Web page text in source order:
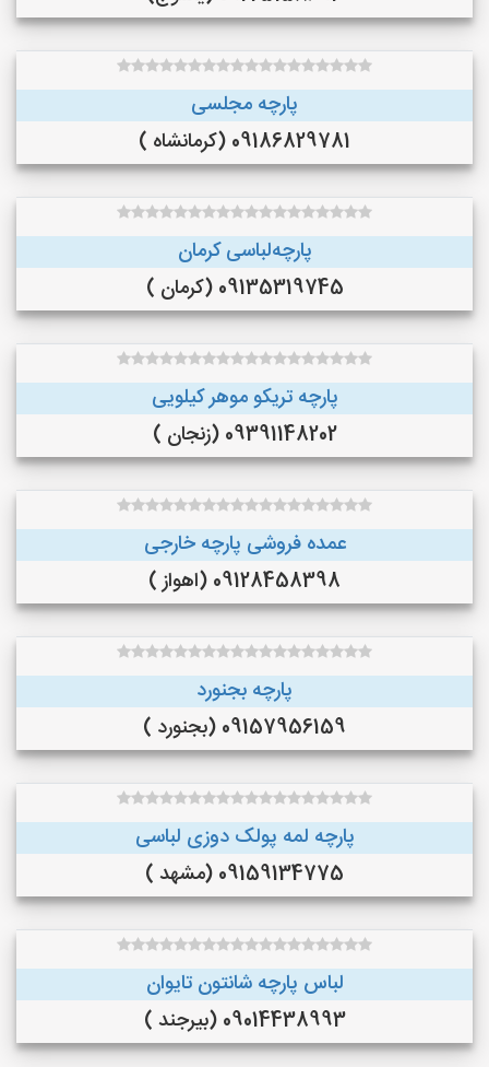
پارچه مجلسی
09186829781 (کرمانشاه )
پارچه‌لباسی کرمان
09135319745 (کرمان )
پارچه تریکو موهر کیلویی
09391148202 (زنجان )
عمده فروشی پارچه خارجی
09128458398 (اهواز )
پارچه بجنورد
09157956159 (بجنورد )
پارچه لمه پولک دوزی لباسی
09159134775 (مشهد )
لباس پارچه شانتون تایوان
09014438993 (بیرجند )